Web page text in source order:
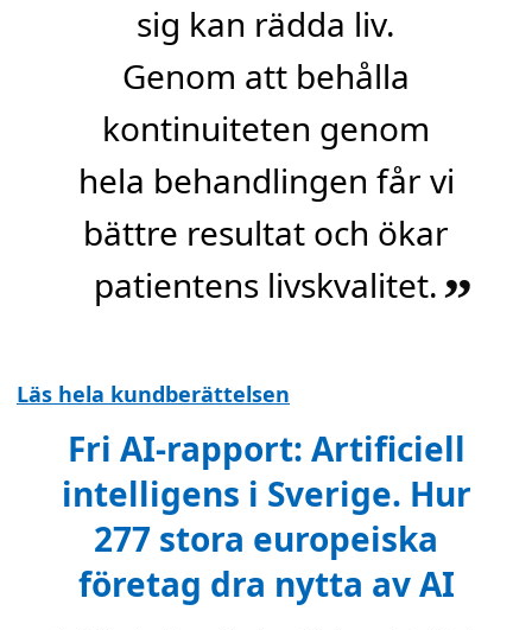
sig kan rädda liv.
Genom att behålla
kontinuiteten genom
hela behandlingen får vi
bättre resultat och ökar
patientens livskvalitet.”
Läs hela kundberättelsen
Fri AI-rapport: Artificiell
intelligens i Sverige. Hur
277 stora europeiska
företag dra nytta av AI